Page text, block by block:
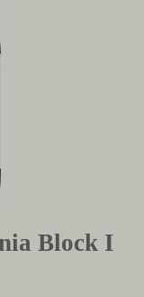
Block I